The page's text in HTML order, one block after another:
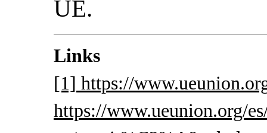
UE.
Links
[1] https://
https://www.ueunion.org/